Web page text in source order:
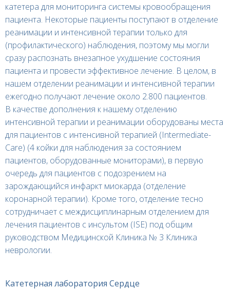
катетера для мониторинга системы кровообращения
пациента. Некоторые пациенты поступают в отделение
реанимации и интенсивной терапии только для
(профилактического) наблюдения, поэтому мы могли
сразу распознать внезапное ухудшение состояния
пациента и провести эффективное лечение. В целом, в
нашем отделении реанимации и интенсивной терапии
ежегодно получают лечение около 2.800 пациентов.
В качестве дополнения к нашему отделению
интенсивной терапии и реанимации оборудованы места
для пациентов с интенсивной терапией (Intermediate-
Care) (4 койки для наблюдения за состоянием
пациентов, оборудованные мониторами), в первую
очередь для пациентов с подозрением на
зарождающийся инфаркт миокарда (отделение
коронарной терапии). Кроме того, отделение тесно
сотрудничает с междисциплинарным отделением для
лечения пациентов с инсультом (ISE) под общим
руководством Медицинской Клиника № 3 Клиника
неврологии.
Катетерная лаборатория Сердце